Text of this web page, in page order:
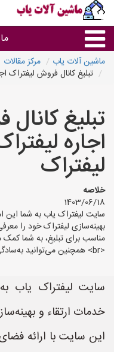
ماشین آلات یاب
مرکز مقالات
تبلیغ کانال فروش لیفتراک
تبلیغ
اجاره
لیفتراک
خلاصه
1403/06/18
سایت لیفتراک یاب به شما این
مناسب برای تبلیغ، به شما
<br> همچنین می‌توانید به‌سادگی جزئیات خدمات خود را در ای
سایت لیفتراک یاب
خدمات ارتقاء و
این سایت با ارائه